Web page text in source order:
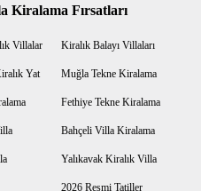
Kiralama Fırsatları
Villalar Kiralık Balayı Villaları
Yat Muğla Tekne Kiralama
Fethiye Tekne Kiralama
Bahçeli Villa Kiralama
Yalıkavak Kiralık Villa
2026 Resmi Tatiller